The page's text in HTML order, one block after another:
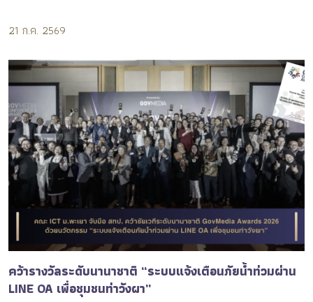
21 ก.ค. 2569
คว้ารางวัลระดับนานาชาติ “ระบบแจ้งเตือนภัยน้ำท่วมผ่าน
LINE OA เพื่อชุมชนท่าวังผา”